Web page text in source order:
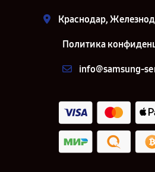
Краснодар,
Политика
info@samsung-